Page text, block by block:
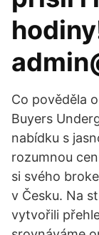
Co pověděla
Buyers
nabídku s
rozumnou
si svého
v Česku. Na
vytvořili